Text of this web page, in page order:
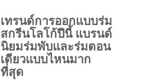
เทรนด์การออกแบบร่ม
สกรีนโลโก้ปีนี้ แบรนด์
นิยมร่มพับและร่มตอน
เดียวแบบไหนมาก
ที่สุด